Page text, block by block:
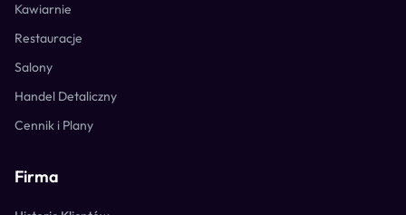
Kawiarnie
Restauracje
Salony
Handel Detaliczny
Cennik i Plany
Firma